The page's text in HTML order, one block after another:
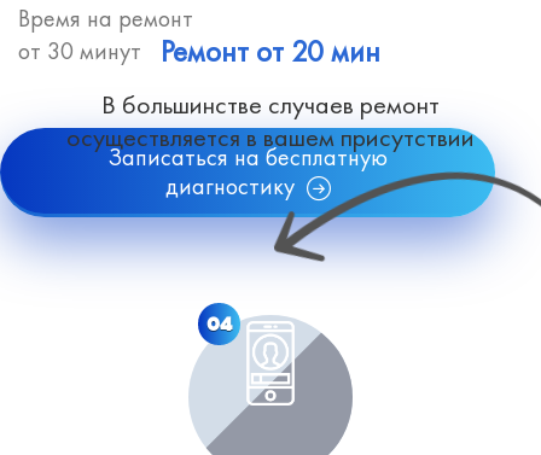
Время на ремонт
от 30 минут
Записаться на бесплатную
диагностику
Ремонт от 20 мин
В большинстве случаев ремонт
осуществляется в вашем присутствии
04